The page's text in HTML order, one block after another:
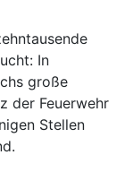
In
große
der Feuerwehr
Stellen